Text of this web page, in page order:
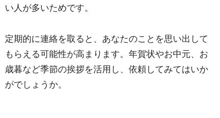
い人が多いためです。
定期的に連絡を取ると、あなたのことを思い出して
もらえる可能性が高まります。年賀状やお中元、お
歳暮など季節の挨拶を活用し、依頼してみてはいか
がでしょうか。